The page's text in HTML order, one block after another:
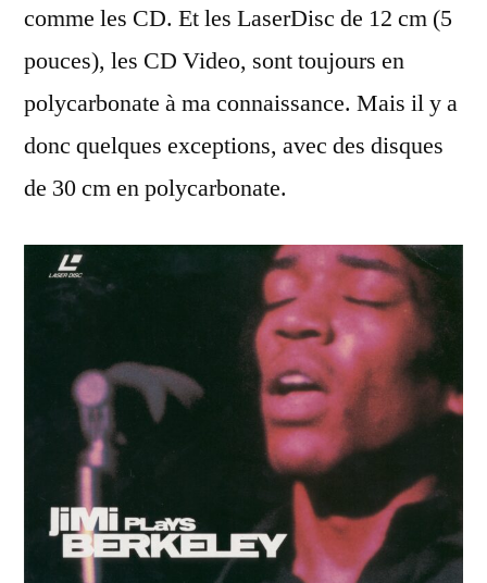
comme les CD. Et les LaserDisc de 12 cm (5
pouces), les CD Video, sont toujours en
polycarbonate à ma connaissance. Mais il y a
donc quelques exceptions, avec des disques
de 30 cm en polycarbonate.